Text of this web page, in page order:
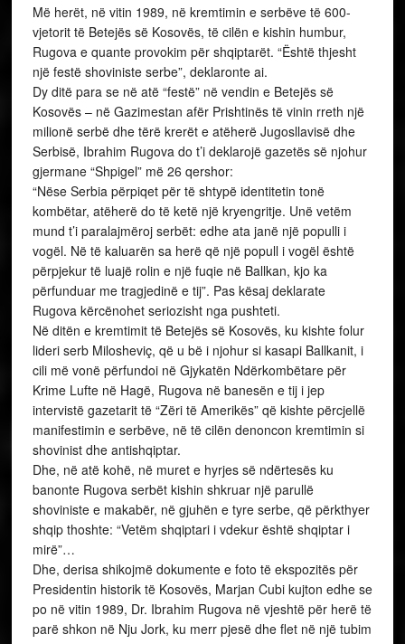
Më herët, në vitin 1989, në kremtimin e serbëve të 600-
vjetorit të Betejës së Kosovës, të cilën e kishin humbur,
Rugova e quante provokim për shqiptarët. “Është thjesht
një festë shoviniste serbe”, deklaronte ai.
Dy ditë para se në atë “festë” në vendin e Betejës së
Kosovës – në Gazimestan afër Prishtinës të vinin rreth një
milionë serbë dhe tërë krerët e atëherë Jugosllavisë dhe
Serbisë, Ibrahim Rugova do t’i deklarojë gazetës së njohur
gjermane “Shpigel” më 26 qershor:
“Nëse Serbia përpiqet për të shtypë identitetin tonë
kombëtar, atëherë do të ketë një kryengritje. Unë vetëm
mund t’i paralajmëroj serbët: edhe ata janë një populli i
vogël. Në të kaluarën sa herë që një popull i vogël është
përpjekur të luajë rolin e një fuqie në Ballkan, kjo ka
përfunduar me tragjedinë e tij”. Pas kësaj deklarate
Rugova kërcënohet seriozisht nga pushteti.
Në ditën e kremtimit të Betejës së Kosovës, ku kishte folur
lideri serb Milosheviç, që u bë i njohur si kasapi Ballkanit, i
cili më vonë përfundoi në Gjykatën Ndërkombëtare për
Krime Lufte në Hagë, Rugova në banesën e tij i jep
intervistë gazetarit të “Zëri të Amerikës” që kishte përcjellë
manifestimin e serbëve, në të cilën denoncon kremtimin si
shovinist dhe antishqiptar.
Dhe, në atë kohë, në muret e hyrjes së ndërtesës ku
banonte Rugova serbët kishin shkruar një parullë
shoviniste e makabër, në gjuhën e tyre serbe, që përkthyer
shqip thoshte: “Vetëm shqiptari i vdekur është shqiptar i
mirë”…
Dhe, derisa shikojmë dokumente e foto të ekspozitës për
Presidentin historik të Kosovës, Marjan Cubi kujton edhe se
po në vitin 1989, Dr. Ibrahim Rugova në vjeshtë për herë të
parë shkon në Nju Jork, ku merr pjesë dhe flet në një tubim